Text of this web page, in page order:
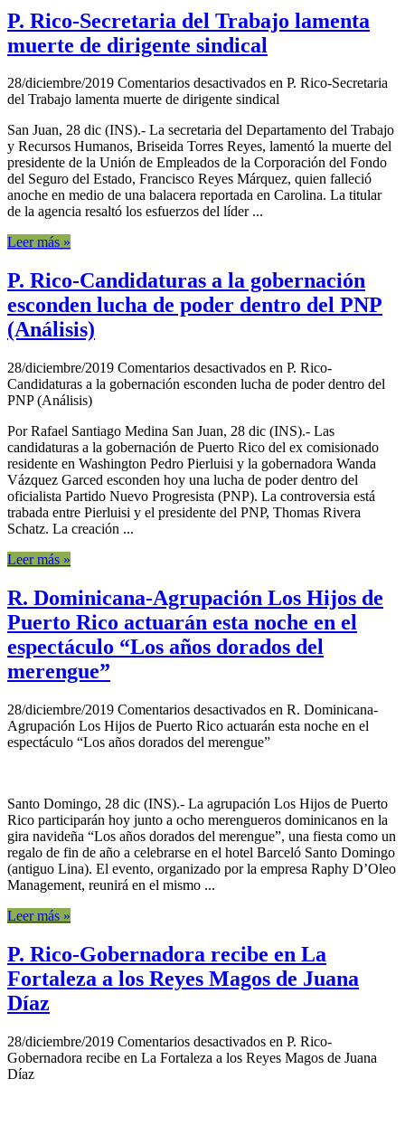
P. Rico-Secretaria del Trabajo lamenta
muerte de dirigente sindical
28/diciembre/2019 Comentarios desactivados en P. Rico-Secretaria
del Trabajo lamenta muerte de dirigente sindical
San Juan, 28 dic (INS).- La secretaria del Departamento del Trabajo
y Recursos Humanos, Briseida Torres Reyes, lamentó la muerte del
presidente de la Unión de Empleados de la Corporación del Fondo
del Seguro del Estado, Francisco Reyes Márquez, quien falleció
anoche en medio de una balacera reportada en Carolina. La titular
de la agencia resaltó los esfuerzos del líder ...
Leer más »
P. Rico-Candidaturas a la gobernación
esconden lucha de poder dentro del PNP
(Análisis)
28/diciembre/2019 Comentarios desactivados en P. Rico-
Candidaturas a la gobernación esconden lucha de poder dentro del
PNP (Análisis)
Por Rafael Santiago Medina San Juan, 28 dic (INS).- Las
candidaturas a la gobernación de Puerto Rico del ex comisionado
residente en Washington Pedro Pierluisi y la gobernadora Wanda
Vázquez Garced esconden hoy una lucha de poder dentro del
oficialista Partido Nuevo Progresista (PNP). La controversia está
trabada entre Pierluisi y el presidente del PNP, Thomas Rivera
Schatz. La creación ...
Leer más »
R. Dominicana-Agrupación Los Hijos de
Puerto Rico actuarán esta noche en el
espectáculo “Los años dorados del
merengue”
28/diciembre/2019 Comentarios desactivados en R. Dominicana-
Agrupación Los Hijos de Puerto Rico actuarán esta noche en el
espectáculo “Los años dorados del merengue”
Santo Domingo, 28 dic (INS).- La agrupación Los Hijos de Puerto
Rico participarán hoy junto a ocho merengueros dominicanos en la
gira navideña “Los años dorados del merengue”, una fiesta como un
regalo de fin de año a celebrarse en el hotel Barceló Santo Domingo
(antiguo Lina). El evento, organizado por la empresa Raphy D’Oleo
Management, reunirá en el mismo ...
Leer más »
P. Rico-Gobernadora recibe en La
Fortaleza a los Reyes Magos de Juana
Díaz
28/diciembre/2019 Comentarios desactivados en P. Rico-
Gobernadora recibe en La Fortaleza a los Reyes Magos de Juana
Díaz